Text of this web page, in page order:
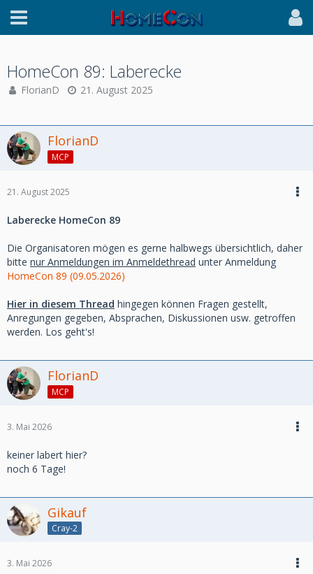
HomeCon 89: Laberecke
FlorianD 21. August 2025
FlorianD
MCP
21. August 2025
Laberecke HomeCon 89
Die Organisatoren mögen es gerne halbwegs übersichtlich, daher
bitte nur Anmeldungen im Anmeldethread unter Anmeldung
HomeCon 89 (09.05.2026)
Hier in diesem Thread hingegen können Fragen gestellt,
Anregungen gegeben, Absprachen, Diskussionen usw. getroffen
werden. Los geht's!
FlorianD
MCP
3. Mai 2026
keiner labert hier?
noch 6 Tage!
Gikauf
Cray-2
3. Mai 2026